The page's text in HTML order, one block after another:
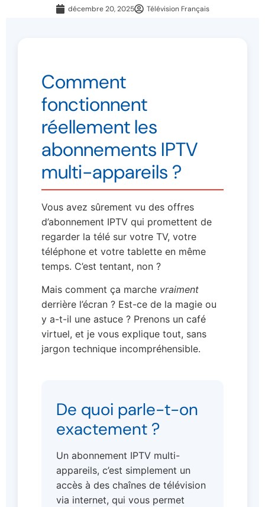
décembre 20, 2025 Télévision Français
Comment
fonctionnent
réellement les
abonnements IPTV
multi-appareils ?
Vous avez sûrement vu des offres
d’abonnement IPTV qui promettent de
regarder la télé sur votre TV, votre
téléphone et votre tablette en même
temps. C’est tentant, non ?
Mais comment ça marche vraiment
derrière l’écran ? Est-ce de la magie ou
y a-t-il une astuce ? Prenons un café
virtuel, et je vous explique tout, sans
jargon technique incompréhensible.
De quoi parle-t-on
exactement ?
Un abonnement IPTV multi-
appareils, c’est simplement un
accès à des chaînes de télévision
via internet, qui vous permet